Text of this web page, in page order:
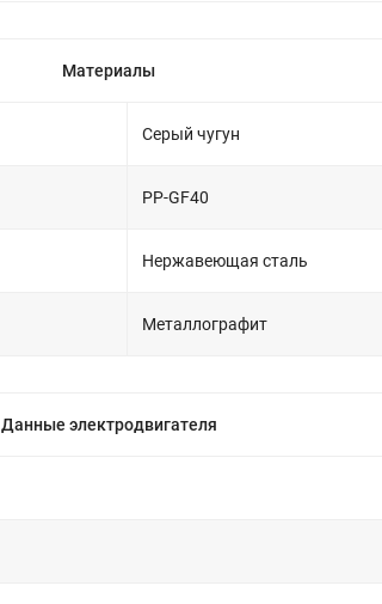
Материалы
Серый чугун
PP-GF40
Нержавеющая сталь
Металлографит
Данные электродвигателя